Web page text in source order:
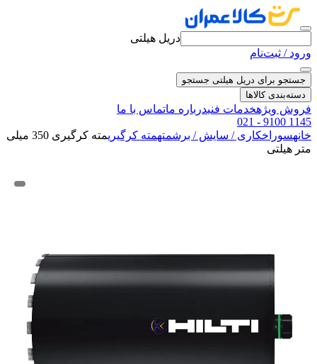
دریل هیلتی
ورود / ثبت‌نام
جستجو برای دریل هیلتی جستجو
دسته‌بندی کالاها
فروش ویژهخدمات فنیدرباره ماتماس با ما
021 - 9100 1145
خانهسوراخکاری / سایش / برشمتهمته کرگیری
مته کرگیری 350 میلی
متر هیلتی